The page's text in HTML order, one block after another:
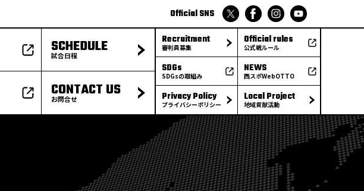
Official SNS
SCHEDULE
試合日程
CONTACT US
お問合せ
Recruitment
審判員募集
SDGs
SDGsの取組み
Privacy Policy
プライバシーポリシー
Official rules
公式戦ルール
NEWS
西スポWebOTTO
Local Project
地域貢献活動